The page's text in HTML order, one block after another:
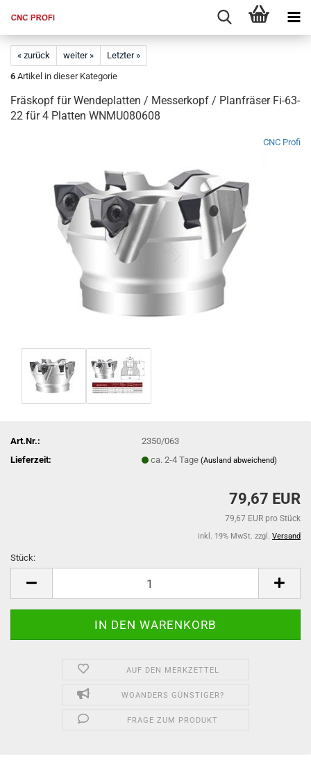
« zurück weiter »
Letzter »
6 Artikel in dieser Kategorie
Fräskopf für Wendeplatten / Messerkopf / Planfräser Fi-63-
22 für 4 Platten WNMU080608
CNC Profi
Art.Nr.:
2350/063
Lieferzeit:
ca. 2-4 Tage(Ausland abweichend)
79,67 EUR
79,67 EUR pro Stück
inkl. 19% MwSt. zzgl. Versand
Stück:
AUF DEN MERKZETTEL
WOANDERS GÜNSTIGER?
FRAGE ZUM PRODUKT